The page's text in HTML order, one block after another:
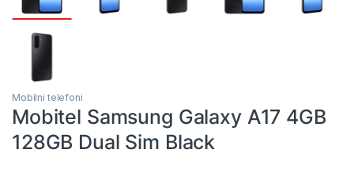
Mobilni telefoni
Mobitel Samsung Galaxy A17 4GB
128GB Dual Sim Black